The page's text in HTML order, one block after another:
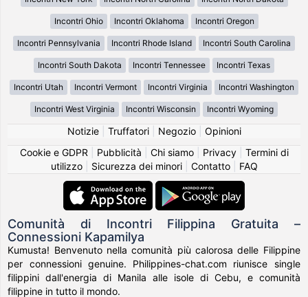
Incontri Ohio Incontri Oklahoma Incontri Oregon
Incontri Pennsylvania Incontri Rhode Island Incontri South Carolina
Incontri South Dakota Incontri Tennessee Incontri Texas
Incontri Utah Incontri Vermont Incontri Virginia Incontri Washington
Incontri West Virginia Incontri Wisconsin Incontri Wyoming
Notizie| Truffatori| Negozio| Opinioni
Cookie e GDPR
Pubblicità Chi siamo| Privacy| Termini di
utilizzo| Sicurezza dei minori| Contatto| FAQ
Comunità di Incontri Filippina Gratuita –
Connessioni Kapamilya
Kumusta! Benvenuto nella comunità più calorosa delle Filippine
per connessioni genuine. Philippines-chat.com riunisce single
filippini dall'energia di Manila alle isole di Cebu, e comunità
filippine in tutto il mondo.